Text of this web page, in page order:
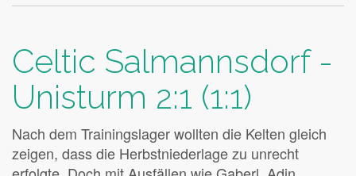
Celtic Salmannsdorf -
Unisturm 2:1 (1:1)
Nach dem Trainingslager wollten die Kelten gleich
zeigen, dass die Herbstniederlage zu unrecht